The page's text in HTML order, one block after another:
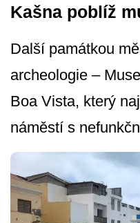
Kašna poblíž
Další památkou
archeologie –
Boa Vista, který
náměstí s